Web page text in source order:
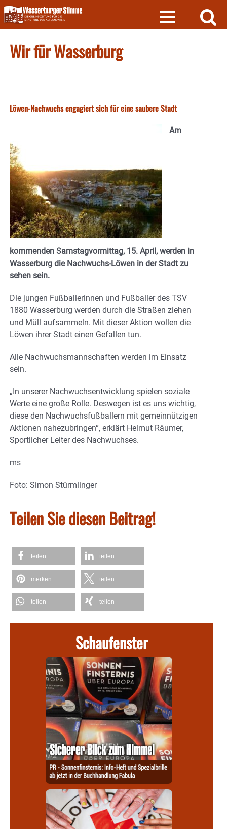
Skip
to
content
Wir für Wasserburg
Löwen-Nachwuchs engagiert sich für eine saubere Stadt
Am
kommenden Samstagvormittag, 15. April, werden in
Wasserburg die Nachwuchs-Löwen in der Stadt zu
sehen sein.
Die jungen Fußballerinnen und Fußballer des TSV
1880 Wasserburg werden durch die Straßen ziehen
und Müll aufsammeln. Mit dieser Aktion wollen die
Löwen ihrer Stadt einen Gefallen tun.
Alle Nachwuchsmannschaften werden im Einsatz
sein.
„In unserer Nachwuchsentwicklung spielen soziale
Werte eine große Rolle. Deswegen ist es uns wichtig,
diese den Nachwuchsfußballern mit gemeinnützigen
Aktionen nahezubringen“, erklärt Helmut Räumer,
Sportlicher Leiter des Nachwuchses.
ms
Foto: Simon Stürmlinger
Teilen Sie diesen Beitrag!
teilen teilen
merken teilen
teilen teilen
Schaufenster